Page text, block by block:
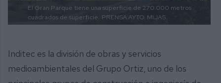
El Gran Parque tiene una superficie de 270.000 metros
cuadrados de superficie. PRENSA AYTO. MIJAS.
Inditec es la división de obras y servicios
medioambientales del Grupo Ortiz, uno de los